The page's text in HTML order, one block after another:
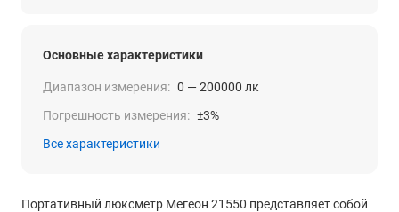
Основные характеристики
Диапазон измерения: 0 — 200000 лк
Погрешность измерения: ±3%
Все характеристики
Портативный люксметр Мегеон 21550 представляет собой